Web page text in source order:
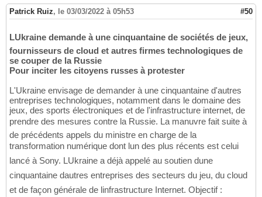
Patrick Ruiz, le 03/03/2022 à 05h53 #50
LUkraine demande à une cinquantaine de sociétés de jeux,
fournisseurs de cloud et autres firmes technologiques de
se couper de la Russie
Pour inciter les citoyens russes à protester
L'Ukraine envisage de demander à une cinquantaine d'autres
entreprises technologiques, notamment dans le domaine des
jeux, des sports électroniques et de l'infrastructure internet, de
prendre des mesures contre la Russie. La manuvre fait suite à
de précédents appels du ministre en charge de la
transformation numérique dont lun des plus récents est celui
lancé à Sony. LUkraine a déjà appelé au soutien dune
cinquantaine dautres entreprises des secteurs du jeu, du cloud
et de façon générale de linfrastructure Internet. Objectif :